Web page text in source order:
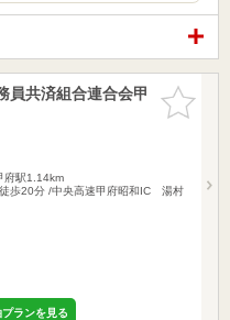
お気に入
りに追加
員共済組合連合会甲
府駅1.14km
歩20分 /中央高速甲府昭和IC 湯村
ランを見る